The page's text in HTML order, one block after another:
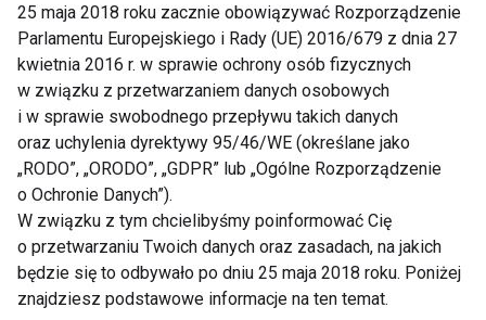
składniki mineralne – np. wapń
zapewnia odpowiednią mineralizację
25 maja 2018 roku zacznie obowiązywać Rozporządzenie
Parlamentu Europejskiego i Rady (UE) 2016/679 z dnia 27
kwietnia 2016 r. w sprawie ochrony osób fizycznych
w związku z przetwarzaniem danych osobowych
i w sprawie swobodnego przepływu takich danych
oraz uchylenia dyrektywy 95/46/WE (określane jako
„RODO”, „ORODO”, „GDPR” lub „Ogólne Rozporządzenie
o Ochronie Danych”).
W związku z tym chcielibyśmy poinformować Cię
o przetwarzaniu Twoich danych oraz zasadach, na jakich
będzie się to odbywało po dniu 25 maja 2018 roku. Poniżej
znajdziesz podstawowe informacje na ten temat.